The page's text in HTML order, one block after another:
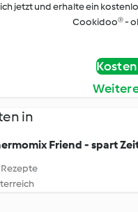
jetzt und erhalte ein
Cookidoo® -
in
Friend - spart